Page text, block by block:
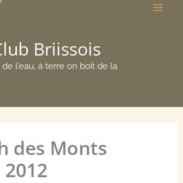
Briissois
l'eau, à terre on boit de la
des Monts
2012